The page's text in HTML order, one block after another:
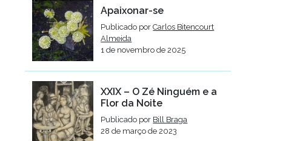
Apaixonar-se
Publicado porCarlos Bitencourt
Almeida
1 de novembro de 2025
XXIX – O Zé Ninguém e a
Flor da Noite
Publicado por Bill Braga
28 de março de 2023